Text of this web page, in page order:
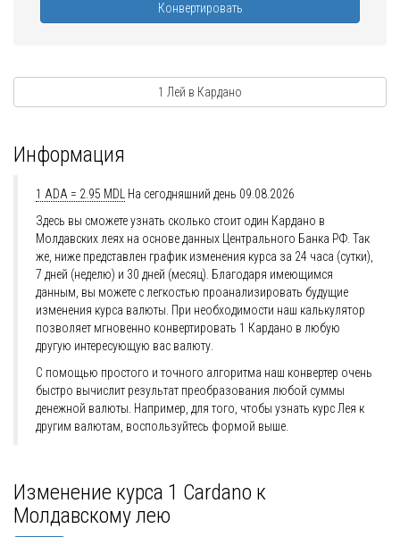
Конвертировать
1 Лей в Кардано
Информация
1 ADA = 2.95 MDL На сегодняшний день 09.08.2026
Здесь вы сможете узнать сколько стоит один Кардано в
Молдавских леях на основе данных Центрального Банка РФ. Так
же, ниже представлен график изменения курса за 24 часа (сутки),
7 дней (неделю) и 30 дней (месяц). Благодаря имеющимся
данным, вы можете с легкостью проанализировать будущие
изменения курса валюты. При необходимости наш калькулятор
позволяет мгновенно конвертировать 1 Кардано в любую
другую интересующую вас валюту.
С помощью простого и точного алгоритма наш конвертер очень
быстро вычислит результат преобразования любой суммы
денежной валюты. Например, для того, чтобы узнать курс Лея к
другим валютам, воспользуйтесь формой выше.
Изменение курса 1 Cardano к
Молдавскому лею